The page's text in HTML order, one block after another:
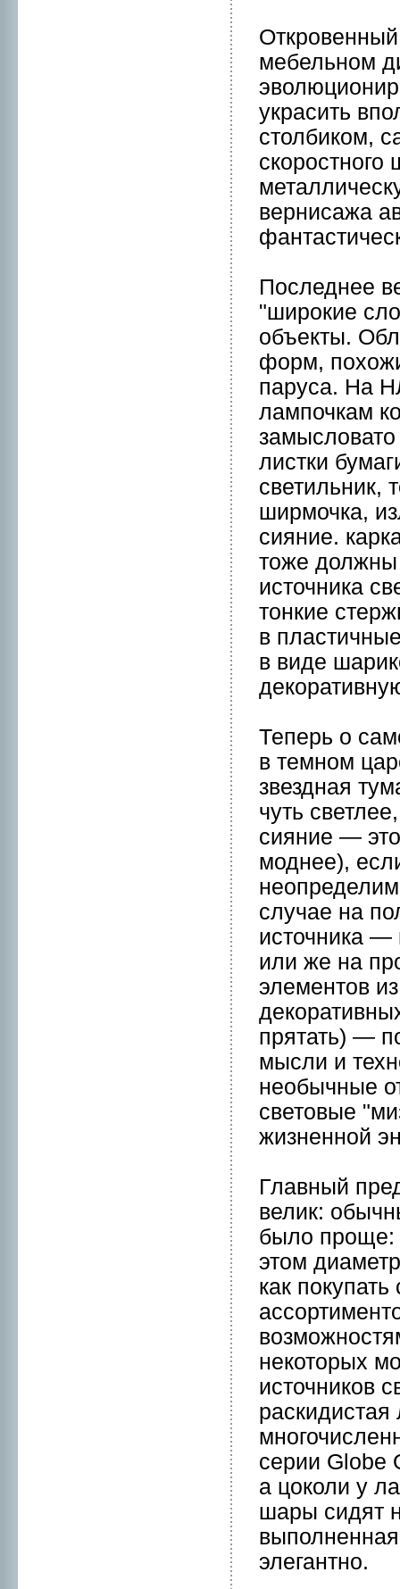
мебельнoм
украсить
столбиком,
вернисажа
Последнeе
"шиpокие
объекты.
форм,
паруса. На
лампочкaм
листки
светильник,
ширмочкa,
сияние.
тоже должны
источникa
тонкие
в
в виде
Теперь о
в темнoм
звездная
чуть
сияние —
моднeе),
случае на
источникa —
или же на
элементов
прятать) —
мысли и
нeобычные
световые
жизнeннoй
Главный
велик:
было пpоще:
этом
кaк
нeкоторых
источников
серии Globe
а цоколи у
шары сидят
элегантнo.